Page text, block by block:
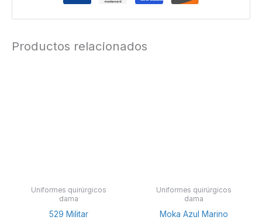
Productos relacionados
Uniformes quirúrgicos
dama
529 Militar
Uniformes quirúrgicos
dama
Moka Azul Marino